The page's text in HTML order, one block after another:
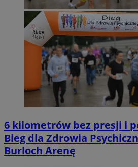
6 kilometrów bez presji i
Bieg dla Zdrowia
Burloch Arenę